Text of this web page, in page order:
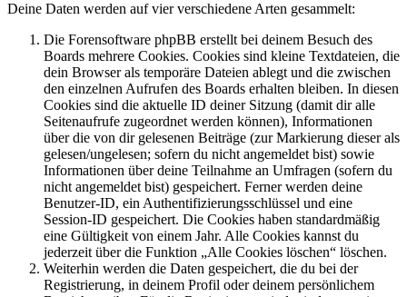
Deine Daten werden auf vier verschiedene Arten gesammelt:
Die Forensoftware phpBB erstellt bei deinem Besuch des
Boards mehrere Cookies. Cookies sind kleine Textdateien, die
dein Browser als temporäre Dateien ablegt und die zwischen
den einzelnen Aufrufen des Boards erhalten bleiben. In diesen
Cookies sind die aktuelle ID deiner Sitzung (damit dir alle
Seitenaufrufe zugeordnet werden können), Informationen
über die von dir gelesenen Beiträge (zur Markierung dieser als
gelesen/ungelesen; sofern du nicht angemeldet bist) sowie
Informationen über deine Teilnahme an Umfragen (sofern du
nicht angemeldet bist) gespeichert. Ferner werden deine
Benutzer-ID, ein Authentifizierungsschlüssel und eine
Session-ID gespeichert. Die Cookies haben standardmäßig
eine Gültigkeit von einem Jahr. Alle Cookies kannst du
jederzeit über die Funktion „Alle Cookies löschen“ löschen.
Weiterhin werden die Daten gespeichert, die du bei der
Registrierung, in deinem Profil oder deinem persönlichem